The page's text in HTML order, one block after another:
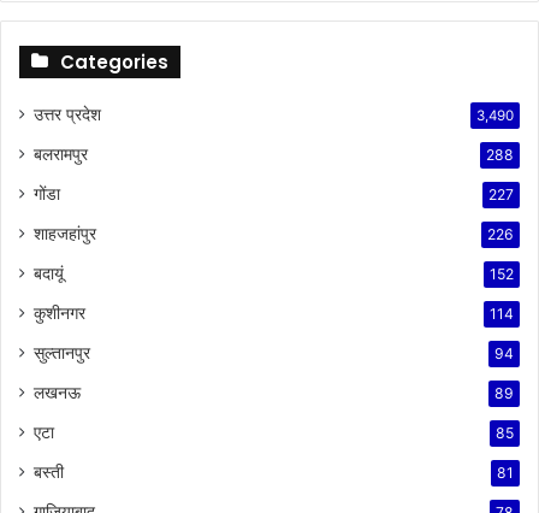
Categories
उत्तर प्रदेश 3,490
बलरामपुर 288
गोंडा 227
शाहजहांपुर 226
बदायूं 152
कुशीनगर 114
सुल्तानपुर 94
लखनऊ 89
एटा 85
बस्ती 81